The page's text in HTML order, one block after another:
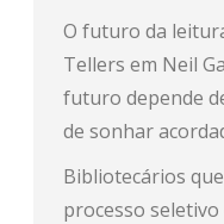
O futuro da
Tellers em Neil
futuro depende
de sonhar
Bibliotecários
processo